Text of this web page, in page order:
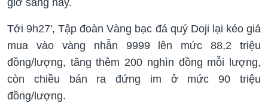
Tới 9h27', Tập đoàn Vàng bạc đá quý Doji lại kéo giá
mua vào vàng nhẫn 9999 lên mức 88,2 triệu
đồng/lượng, tăng thêm 200 nghìn đồng mỗi lượng,
còn chiều bán ra đứng im ở mức 90 triệu
đồng/lượng.